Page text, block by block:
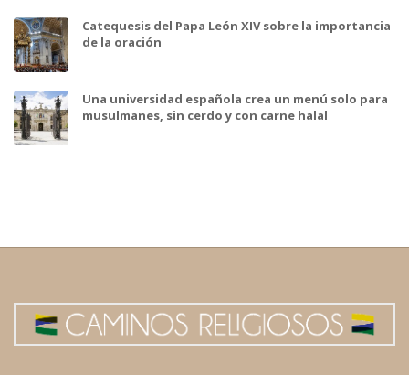
Catequesis del Papa León XIV sobre la importancia
de la oración
Una universidad española crea un menú solo para
musulmanes, sin cerdo y con carne halal